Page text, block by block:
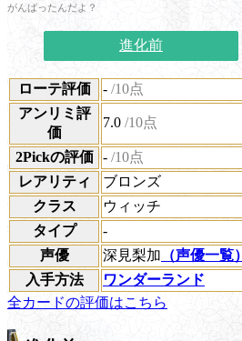
がんばったんだよ？
進化前
ローテ評価 - /10点
アンリミ評
価
7.0 /10点
2Pickの評価 - /10点
レアリティ
ブロンズ
クラス
ウィッチ
タイプ
-
声優
深見梨加 （声優一覧）
入手方法
ワンダーランド
全カードの評価はこちら